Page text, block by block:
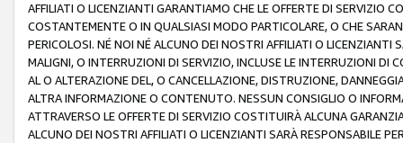
AFFILIATI O LICENZIANTI GARANTIAMO CHE LE OFFERTE DI SERVIZIO
COSTANTEMENTE O IN QUALSIASI MODO PARTICOLARE, O CHE
PERICOLOSI. NÉ NOI NÉ ALCUNO DEI NOSTRI AFFILIATI O LICENZIANTI
MALIGNI, O INTERRUZIONI DI SERVIZIO, INCLUSE LE INTERRUZIONI DI
AL O ALTERAZIONE DEL, O CANCELLAZIONE, DISTRUZIONE,
ALTRA INFORMAZIONE O CONTENUTO. NESSUN CONSIGLIO O
ATTRAVERSO LE OFFERTE DI SERVIZIO COSTITUIRÀ ALCUNA
ALCUNO DEI NOSTRI AFFILIATI O LICENZIANTI SARÀ RESPONSABILE